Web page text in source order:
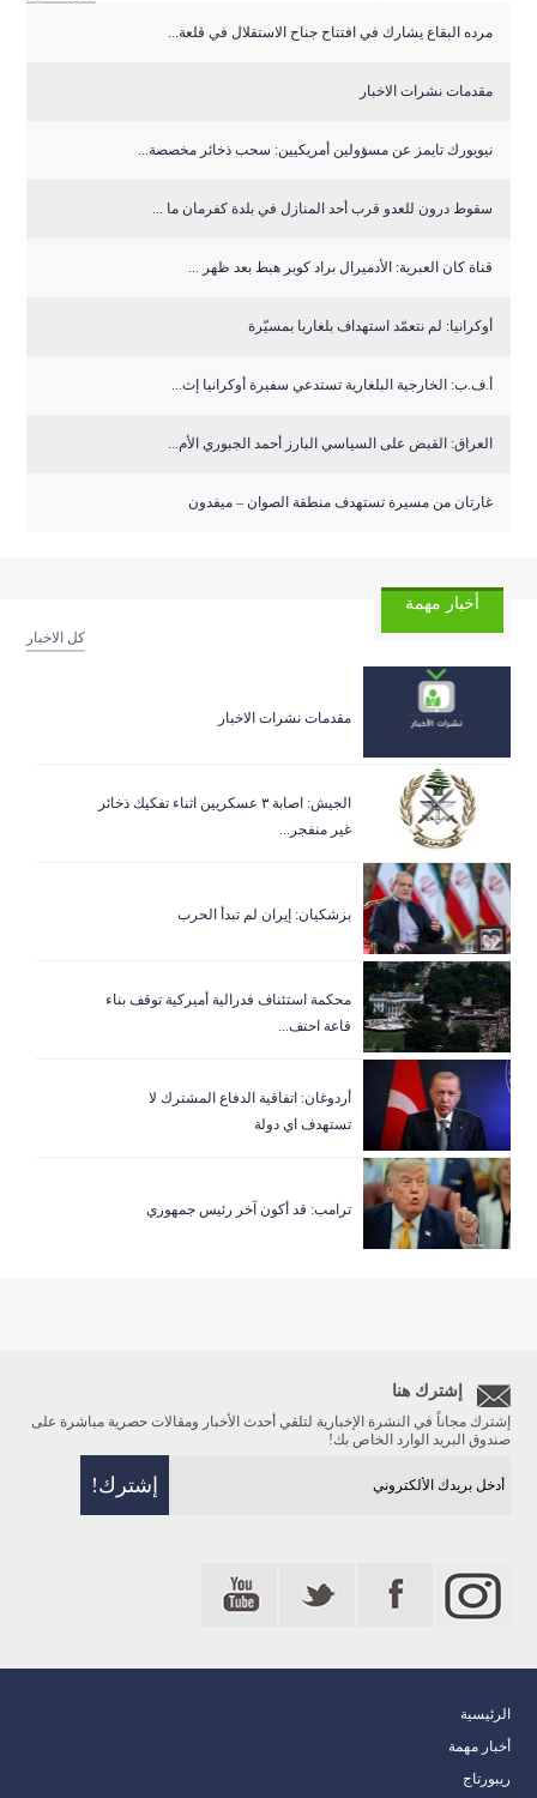
مرده البقاع يشارك في افتتاح جناح الاستقلال في قلعة...
مقدمات نشرات الاخبار
نيويورك تايمز عن مسؤولين أمريكيين: سحب ذخائر مخصصة...
سقوط درون للعدو قرب أحد المنازل في بلدة كفرمان ما ...
قناة كان العبرية: الأدميرال براد كوبر هبط بعد ظهر ...
أوكرانيا: لم نتعمّد استهداف بلغاريا بمسيّرة
أ.ف.ب: الخارجية البلغارية تستدعي سفيرة أوكرانيا إث...
العراق: القبض على السياسي البارز أحمد الجبوري الأم...
غارتان من مسيرة تستهدف منطقة الصوان – ميفدون
أخبار مهمة
كل الاخبار
مقدمات نشرات الاخبار
الجيش: اصابة ٣ عسكريين اثناء تفكيك ذخائر
غير منفجر...
بزشكيان: إيران لم تبدأ الحرب
‏محكمة استئناف فدرالية أميركية توقف بناء
قاعة احتف...
أردوغان: اتفاقية الدفاع المشترك لا
تستهدف اي دولة
ترامب: قد أكون آخر رئيس جمهوري
إشترك هنا
إشترك مجاناً في النشرة الإخبارية لتلقي أحدث الأخبار ومقالات حصرية مباشرة على
صندوق البريد الوارد الخاص بك!
الرئيسية
أخبار مهمة
ريبورتاج